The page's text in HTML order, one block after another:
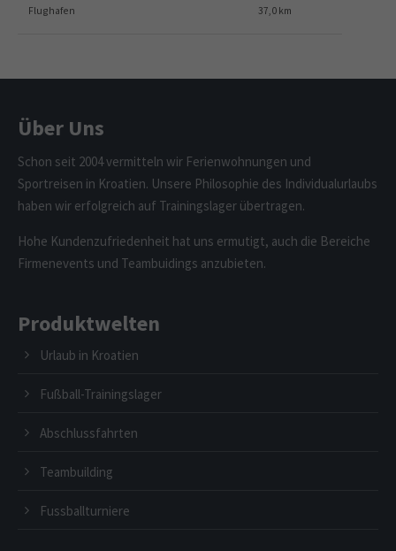
Flughafen 37,0 km
Über Uns
Schon seit 2004 vermitteln wir Ferienwohnungen und
Sportreisen in Kroatien. Unsere Philosophie des Individualurlaubs
haben wir erfolgreich auf Trainingslager übertragen.
Hohe Kundenzufriedenheit hat uns ermutigt, auch die Bereiche
Firmenevents und Teambuidings anzubieten.
Produktwelten
Urlaub in Kroatien
Fußball-Trainingslager
Abschlussfahrten
Teambuilding
Fussballturniere